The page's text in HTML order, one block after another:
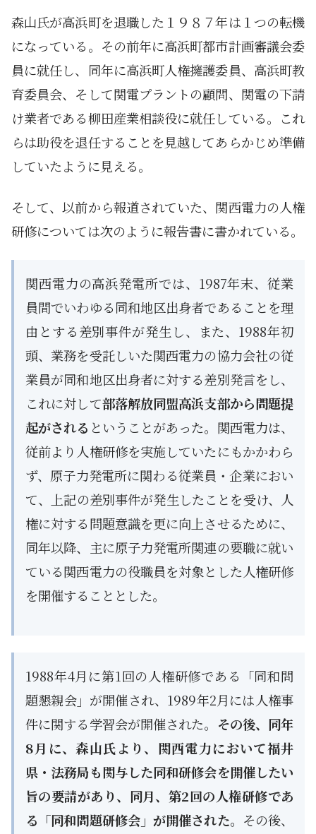
森山氏が高浜町を退職した１９８７年は１つの転機
になっている。その前年に高浜町都市計画審議会委
員に就任し、同年に高浜町人権擁護委員、高浜町教
育委員会、そして関電プラントの顧問、関電の下請
け業者である柳田産業相談役に就任している。これ
らは助役を退任することを見越してあらかじめ準備
していたように見える。
そして、以前から報道されていた、関西電力の人権
研修については次のように報告書に書かれている。
関西電力の高浜発電所では、1987年末、従業
員間でいわゆる同和地区出身者であることを理
由とする差別事件が発生し、また、1988年初
頭、業務を受託しいた関西電力の協力会社の従
業員が同和地区出身者に対する差別発言をし、
これに対して部落解放同盟高浜支部から問題提
起がされる ということがあった。関西電力は、
従前より人権研修を実施していたにもかかわら
ず、原子力発電所に関わる従業員・企業におい
て、上記の差別事件が発生したことを受け、人
権に対する問題意識を更に向上させるために、
同年以降、主に原子力発電所関連の要職に就い
ている関西電力の役職員を対象とした人権研修
を開催することとした。
1988年4月に第1回の人権研修である「同和問
題懇親会」が開催され、1989年2月には人権事
件に関する学習会が開催された。 その後、同年
8月に、森山氏より、関西電力において福井
県・法務局も関与した同和研修会を開催したい
旨の要請があり、同月、第2回の人権研修であ
る「同和問題研修会」が開催された。 その後、